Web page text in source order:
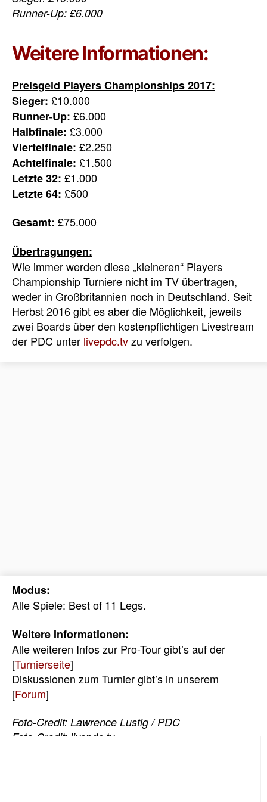
Runner-Up: £6.000
Weitere Informationen:
Preisgeld Players Championships 2017:
Sieger: £10.000
Runner-Up: £6.000
Halbfinale: £3.000
Viertelfinale: £2.250
Achtelfinale: £1.500
Letzte 32: £1.000
Letzte 64: £500
Gesamt: £75.000
Übertragungen:
Wie immer werden diese „kleineren“ Players
Championship Turniere nicht im TV übertragen,
weder in Großbritannien noch in Deutschland. Seit
Herbst 2016 gibt es aber die Möglichkeit, jeweils
zwei Boards über den kostenpflichtigen Livestream
der PDC unter livepdc.tvzu verfolgen.
Modus:
Alle Spiele: Best of 11 Legs.
Weitere Informationen:
Alle weiteren Infos zur Pro-Tour gibt’s auf der
[Turnierseite]
Diskussionen zum Turnier gibt’s in unserem
[Forum]
Foto-Credit: Lawrence Lustig / PDC
Foto-Credit: livepdc.tv